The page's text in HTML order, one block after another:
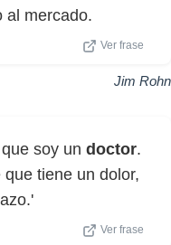
al mercado.
Ver frase
Jim Rohn
soy un doctor.
tiene un dolor,
Ver frase